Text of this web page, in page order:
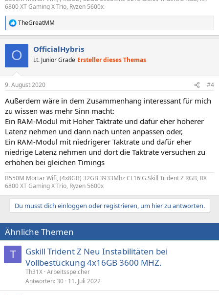
6800 XT Gaming X Trio, Ryzen 5600x
R
e
e
:
TheGreatMM
O OfficialHybris
Lt. Junior Grade Ersteller dieses Themas
9. August 2020 #4
Außerdem wäre in dem Zusammenhang interessant für mich
zu wissen was mehr Sinn macht:
Ein RAM-Modul mit Hoher Taktrate und dafür eher höherer
Latenz nehmen und dann nach unten anpassen oder,
Ein RAM-Modul mit niedrigerer Taktrate und dafür eher
niedrige Latenz nehmen und dort die Taktrate versuchen zu
erhöhen bei gleichen Timings
B550M Mortar Wifi, (4x8GB) 32GB 3933Mhz CL16 G.Skill Trident Z RGB, RX
6800 XT Gaming X Trio, Ryzen 5600x
Du musst dich einloggen oder registrieren, um hier zu antworten.
Ähnliche Themen
T
Gskill Trident Z Neu Instabilitäten bei
Vollbestückung 4x16GB 3600 MHZ.
Th31X Arbeitsspeicher
Antworten 30 11. Juli 2022